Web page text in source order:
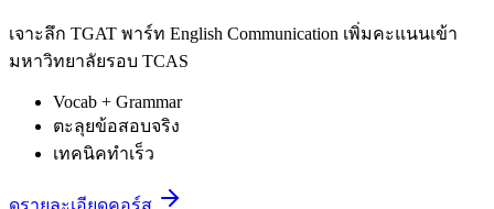
เจาะลึก TGAT พาร์ท English Communication เพิ่มคะแนนเข้า
มหาวิทยาลัยรอบ TCAS
Vocab + Grammar
ตะลุยข้อสอบจริง
เทคนิคทำเร็ว